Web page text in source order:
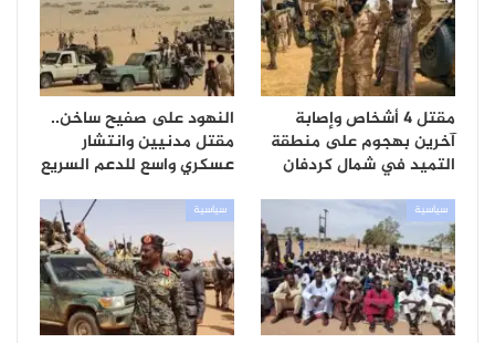
مقتل 4 أشخاص وإصابة
آخرين بهجوم على منطقة
التميد في شمال كردفان
النهود على صفيح ساخن..
مقتل مدنيين وانتشار
عسكري واسع للدعم السريع
سياسية سياسية